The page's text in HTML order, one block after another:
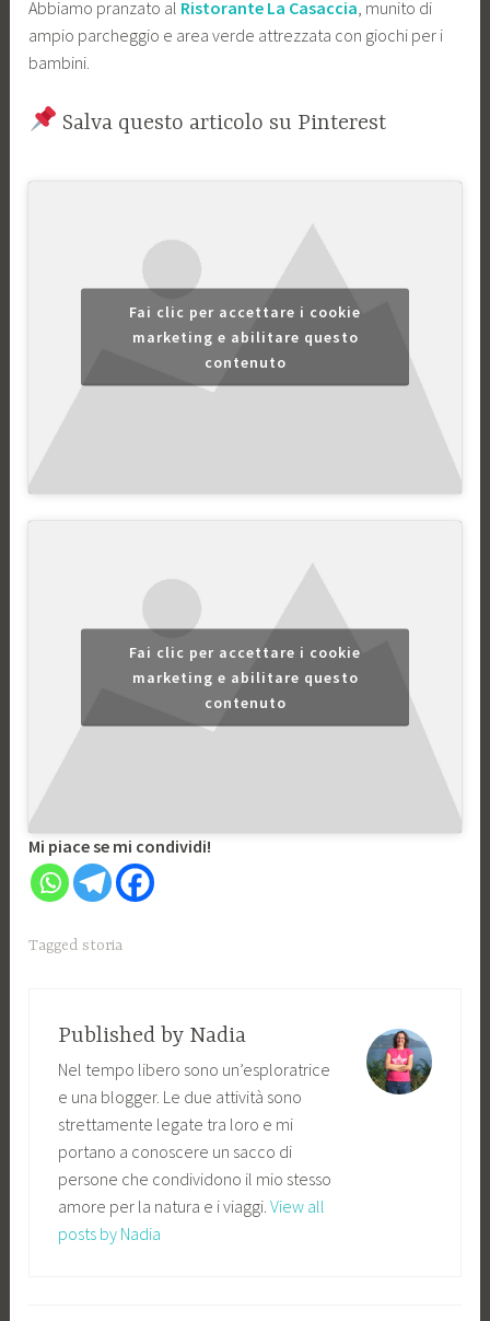
Abbiamo pranzato al Ristorante La Casaccia , munito di
ampio parcheggio e area verde attrezzata con giochi per i
bambini.
Salva questo articolo su Pinterest
Fai clic per accettare i cookie
marketing e abilitare questo
contenuto
Fai clic per accettare i cookie
marketing e abilitare questo
contenuto
Mi piace se mi condividi!
Taggedstoria
Published by Nadia
Nel tempo libero sono un’esploratrice
e una blogger. Le due attività sono
strettamente legate tra loro e mi
portano a conoscere un sacco di
persone che condividono il mio stesso
amore per la natura e i viaggi. View all
posts by Nadia